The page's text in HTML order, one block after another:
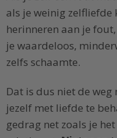
als je weinig
herinneren aan je
je waardeloos,
zelfs schaamte.
Dat is dus niet de weg
jezelf met liefde te
gedrag net zoals je